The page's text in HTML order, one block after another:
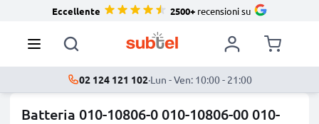
Eccellente 2500+recensioni su
02 124 121 102·Lun - Ven: 10:00 - 21:00
Batteria 010-10806-0 010-10806-00 010-